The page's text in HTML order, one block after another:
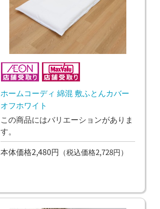
ホームコーディ 綿混 敷ふとんカバー
オフホワイト
この商品にはバリエーションがありま
す。
本体価格2,480円 （税込価格2,728円）